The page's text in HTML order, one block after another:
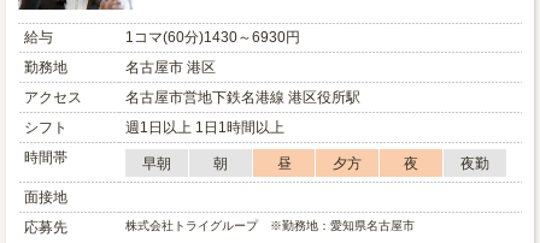
給与
1コマ(60分)1430～6930円
勤務地
名古屋市 港区
アクセス
名古屋市営地下鉄名港線 港区役所駅
シフト
週1日以上 1日1時間以上
時間帯
早朝 朝 昼 夕方 夜
夜勤
面接地
応募先
株式会社トライグループ ※勤務地：愛知県名古屋市